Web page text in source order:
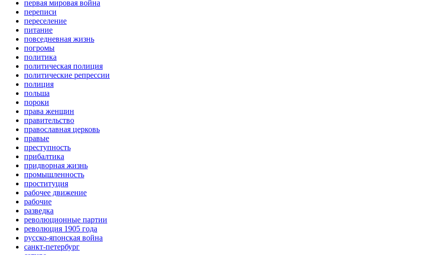
первая мировая война
переписи
переселение
питание
повседневная жизнь
погромы
политика
политическая полиция
политические репрессии
полиция
польша
пороки
права женщин
правительство
православная церковь
правые
преступность
прибалтика
придворная жизнь
промышленность
проституция
рабочее движение
рабочие
разведка
революционные партии
революция 1905 года
русско-японская война
санкт-петербург